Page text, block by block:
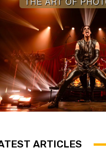
ARTICLES